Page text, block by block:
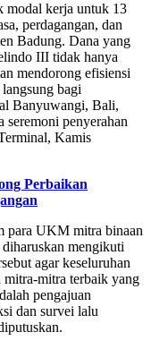
modal kerja untuk 13
perdagangan, dan
Badung. Dana yang
III tidak hanya
mendorong efisiensi
bagi
Banyuwangi, Bali,
seremoni penyerahan
Kamis
Perbaikan
para UKM mitra binaan
mengikuti
agar keseluruhan
mitra-mitra terbaik yang
pengajuan
dan survei lalu